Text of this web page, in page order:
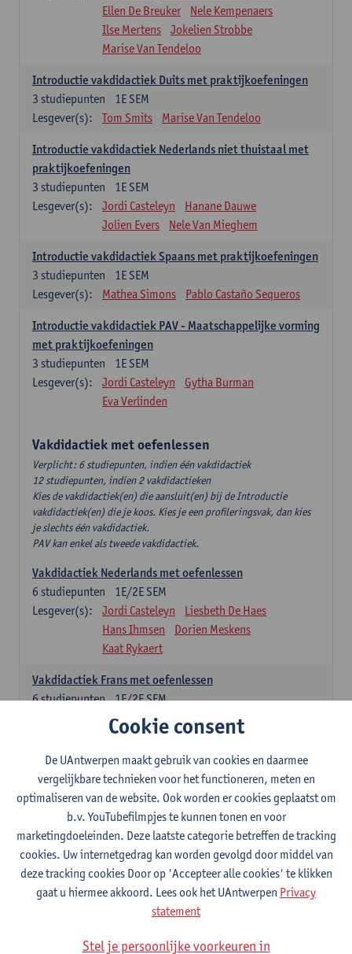
Ellen De Breuker
Nele Kempenaers
Ilse Mertens
Jokelien Strobbe
Marise Van Tendeloo
Introductie vakdidactiek Duits met praktijkoefeningen
1E SEM
3 studiepunten
Lesgever(s):
Tom Smits Marise Van Tendeloo
Introductie vakdidactiek Nederlands niet thuistaal met
praktijkoefeningen
1E SEM
3 studiepunten
Lesgever(s):
Jordi Casteleyn
Hanane Dauwe
Jolien Evers
Nele Van Mieghem
Introductie vakdidactiek Spaans met praktijkoefeningen
1E SEM
3 studiepunten
Lesgever(s):
Mathea Simons Pablo Castaño Sequeros
Introductie vakdidactiek PAV - Maatschappelijke vorming
met praktijkoefeningen
1E SEM
3 studiepunten
Lesgever(s):
Jordi Casteleyn
Gytha Burman
Eva Verlinden
Vakdidactiek met oefenlessen
Verplicht: 6 studiepunten, indien één vakdidactiek
12 studiepunten, indien 2 vakdidactieken
Kies de vakdidactiek(en) die aansluit(en) bij de Introductie
vakdidactiek(en) die je koos. Kies je een profileringsvak, dan kies
je slechts één vakdidactiek.
PAV kan enkel als tweede vakdidactiek.
Vakdidactiek Nederlands met oefenlessen
1E/2E SEM
6 studiepunten
Lesgever(s):
Jordi Casteleyn
Liesbeth De Haes
Hans Ihmsen
Dorien Meskens
Kaat Rykaert
Vakdidactiek Frans met oefenlessen
1E/2E SEM
6studiepunten
Mathea Simons
Veronik Bogaert
Mark Demyttenaere
Yann Morard
Karen Van De Putte
Vakdidactiek Engels met oefenlessen
1E/2E SEM
6studiepunten
Lesgever(s):
Tom Smits
Ellen De Breuker
Nele Kempenaers
Joke Prinsen
Vakdidactiek Duits met oefenlessen
1E/2E SEM
6studiepunten
Tom Smits Marise Van Tendeloo
Vakdidactiek Nederlands niet-thuistaal met oefenlessen
Cookie consent
De UAntwerpen maakt gebruik van cookies en daarmee
vergelijkbare technieken voor het functioneren, meten en
optimaliseren van de website. Ook worden er cookies geplaatst om
b.v. YouTubefilmpjes te kunnen tonen en voor
marketingdoeleinden. Deze laatste categorie betreffen de tracking
cookies. Uw internetgedrag kan worden gevolgd door middel van
deze tracking cookies Door op 'Accepteer alle cookies' te klikken
gaat u hiermee akkoord. Lees ook het UAntwerpen Privacy
statement
Stel je persoonlijke voorkeuren in